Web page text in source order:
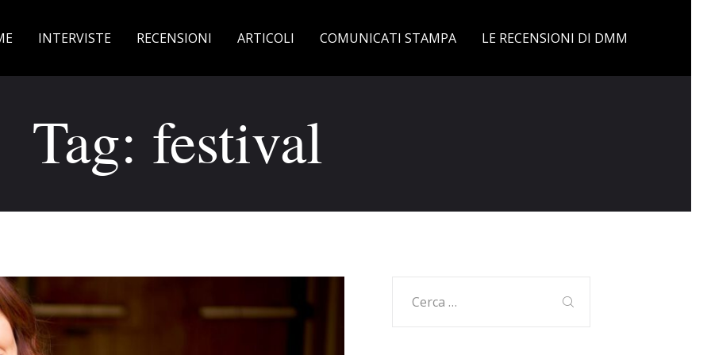
INTERVISTE RECENSIONI ARTICOLI COMUNICATI STAMPA LE RECENSIONI DI DMM
Tag: festival
per: